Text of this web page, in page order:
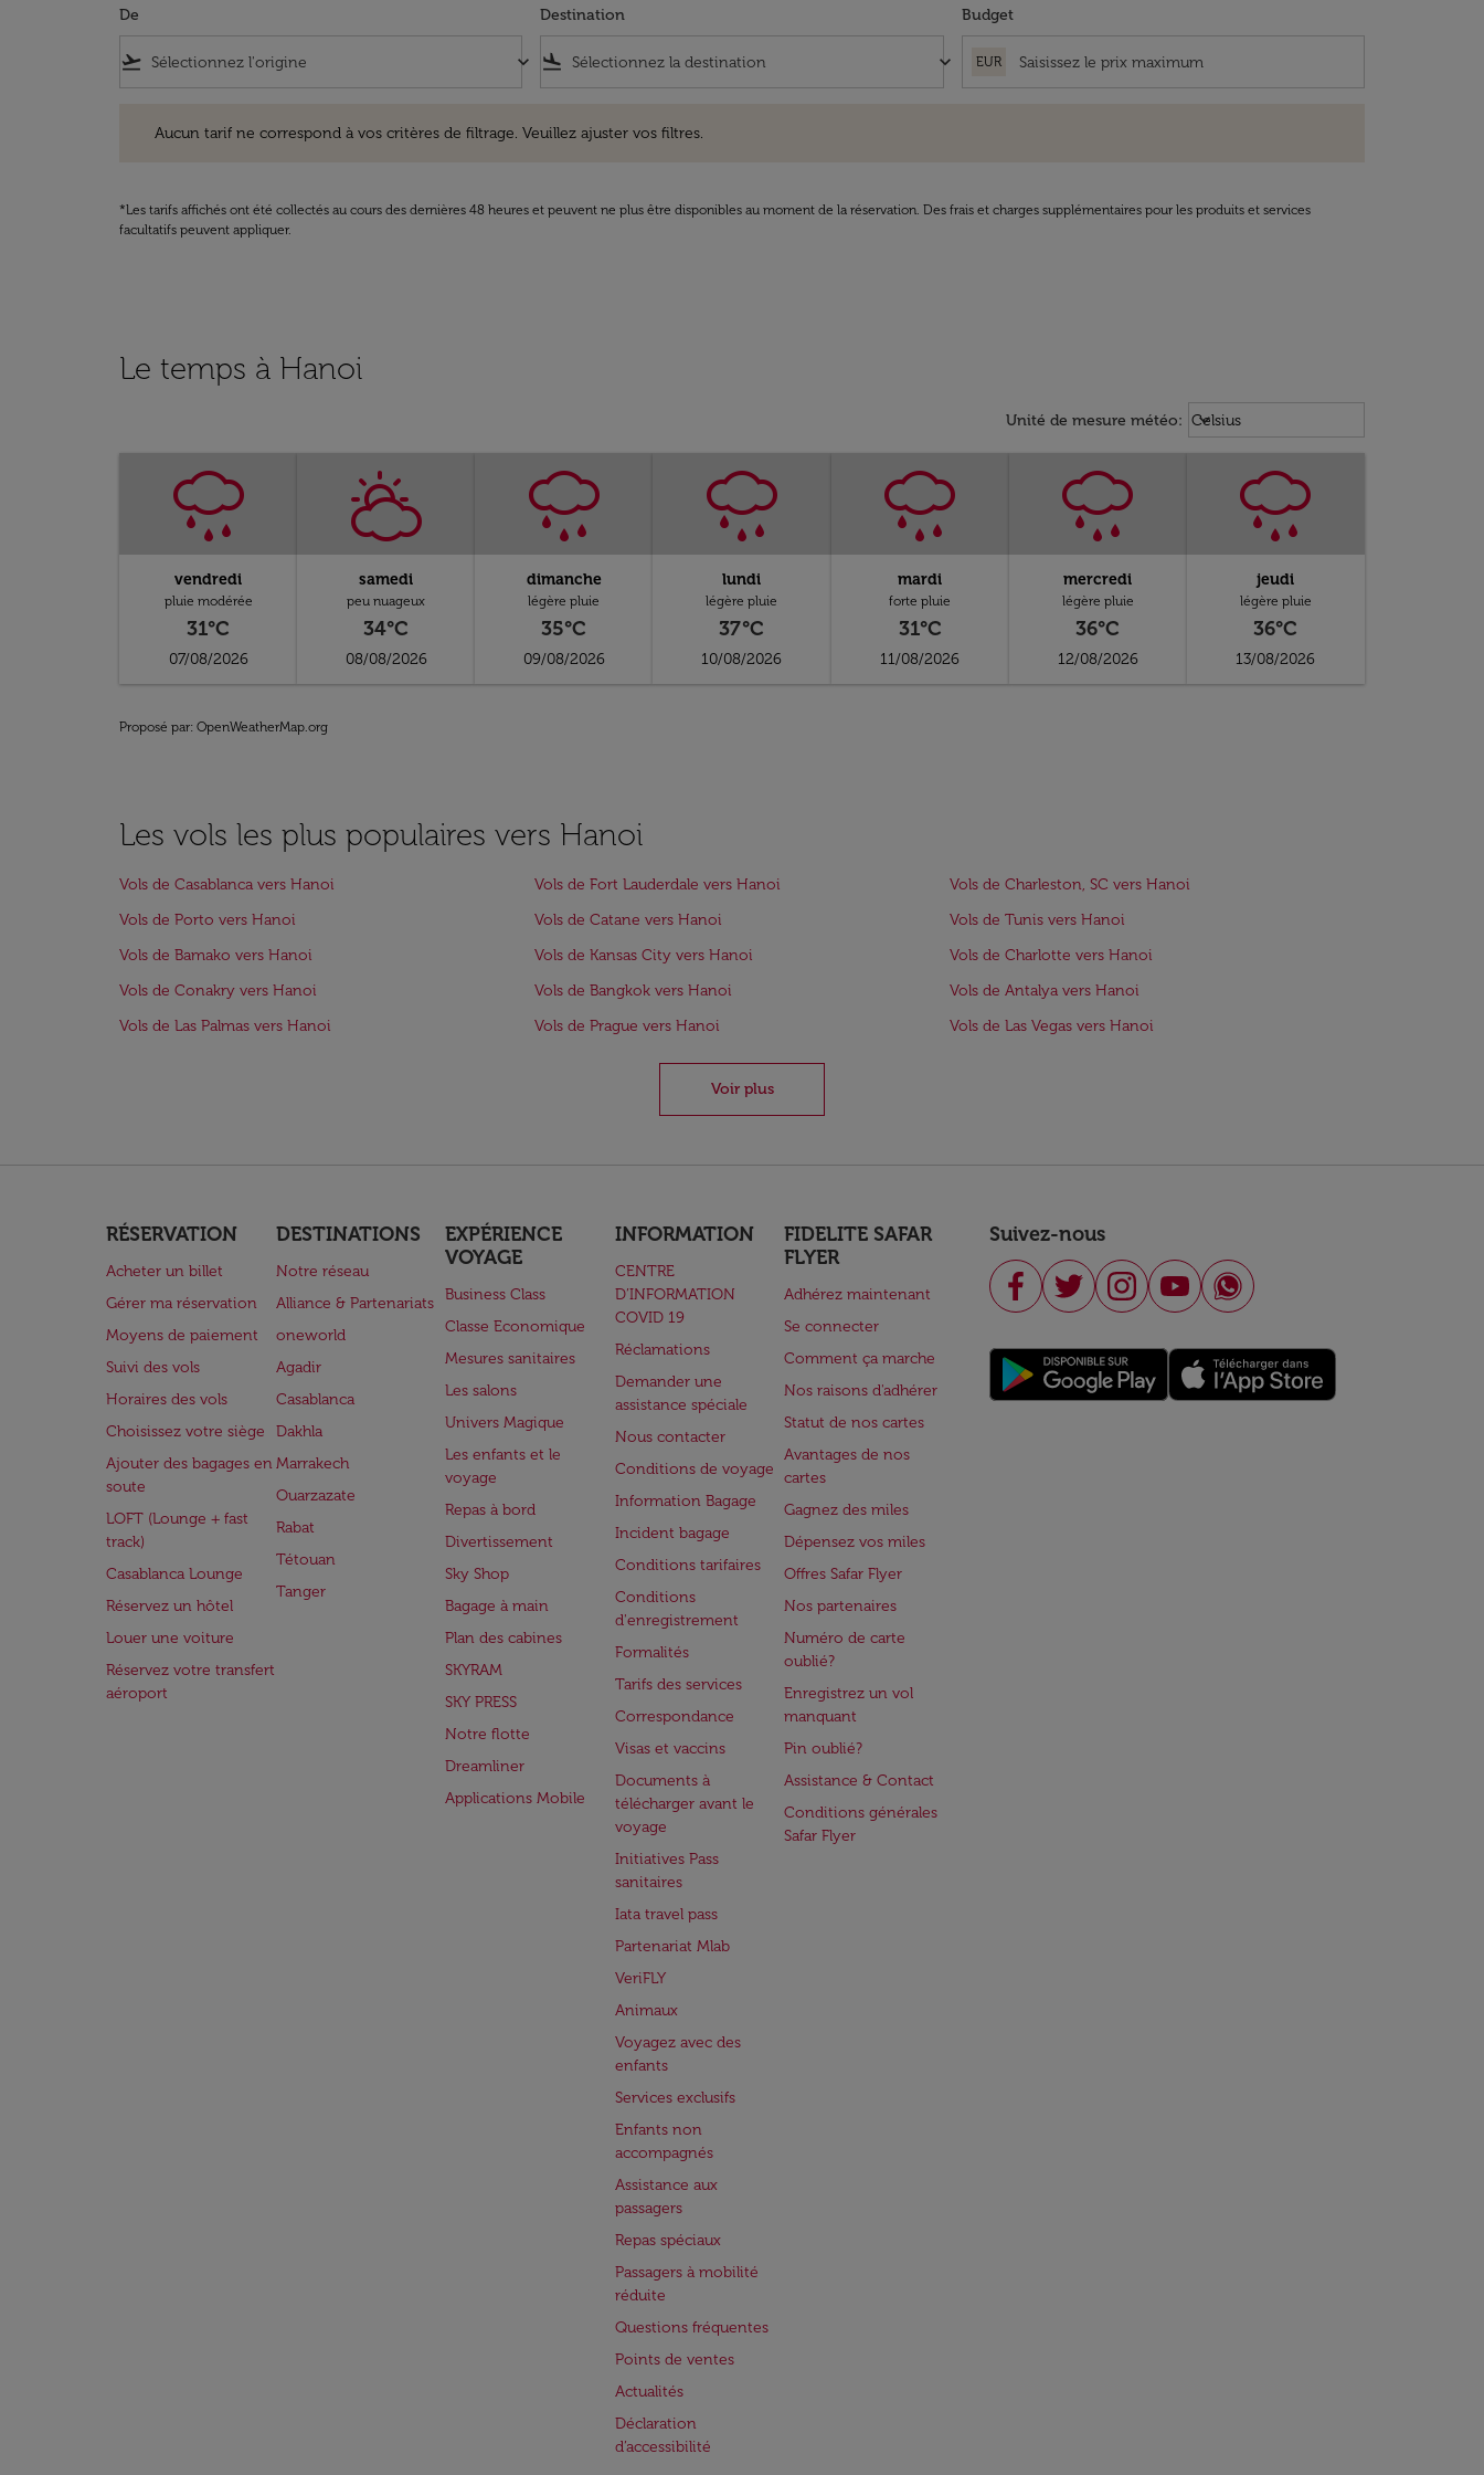
De
flight_takeoff keyboard_arrow_down
Destination
flight_land keyboard_arrow_down
Budget
EUR
Aucun tarif ne correspond à vos critères de filtrage. Veuillez ajuster vos filtres.
*Les tarifs affichés ont été collectés au cours des dernières 48 heures et peuvent ne plus être disponibles au moment de la réservation. Des frais et charges supplémentaires pour les produits et services
facultatifs peuvent appliquer.
Le temps à Hanoi
Unité de mesure météo: Weather unit option Celsius
Celsius
keyboard_arrow_down
vendredi
pluie modérée
31°C
07/08/2026
samedi
peu nuageux
34°C
08/08/2026
dimanche
légère pluie
35°C
09/08/2026
lundi
légère pluie
37°C
10/08/2026
mardi
forte pluie
31°C
11/08/2026
mercredi
légère pluie
36°C
12/08/2026
jeudi
légère pluie
36°C
13/08/2026
Proposé par: OpenWeatherMap.org
Les vols les plus populaires vers Hanoi
Vols de Casablanca vers Hanoi Vols de Fort Lauderdale vers Hanoi
Vols de Charleston, SC vers Hanoi
Vols de Porto vers Hanoi
Vols de Catane vers Hanoi
Vols de Tunis vers Hanoi
Vols de Bamako vers Hanoi
Vols de Kansas City vers Hanoi
Vols de Charlotte vers Hanoi
Vols de Conakry vers Hanoi
Vols de Bangkok vers Hanoi
Vols de Antalya vers Hanoi
Vols de Las Palmas vers Hanoi
Vols de Prague vers Hanoi Vols de Las Vegas vers Hanoi
Voir plus
RÉSERVATION
Acheter un billet
Gérer ma réservation
Moyens de paiement
Suivi des vols
Horaires des vols
Choisissez votre siège
Ajouter des bagages en
soute
LOFT (Lounge + fast
track)
Casablanca Lounge
Réservez un hôtel
Louer une voiture
Réservez votre transfert
aéroport
DESTINATIONS
Notre réseau
Alliance & Partenariats
oneworld
Agadir
Casablanca
Dakhla
Marrakech
Ouarzazate
Rabat
Tétouan
Tanger
EXPÉRIENCE
VOYAGE
Business Class
Classe Economique
Mesures sanitaires
Les salons
Univers Magique
Les enfants et le
voyage
Repas à bord
Divertissement
Sky Shop
Bagage à main
Plan des cabines
SKYRAM
SKY PRESS
Notre flotte
Dreamliner
Applications Mobile
INFORMATION
CENTRE
D’INFORMATION
COVID 19
Réclamations
Demander une
assistance spéciale
Nous contacter
Conditions de voyage
Information Bagage
Incident bagage
Conditions tarifaires
Conditions
d'enregistrement
Formalités
Tarifs des services
Correspondance
Visas et vaccins
Documents à
télécharger avant le
voyage
Initiatives Pass
sanitaires
Iata travel pass
Partenariat Mlab
VeriFLY
Animaux
Voyagez avec des
enfants
Services exclusifs
Enfants non
accompagnés
Assistance aux
passagers
Repas spéciaux
Passagers à mobilité
réduite
Questions fréquentes
Points de ventes
Actualités
Déclaration
d’accessibilité
FIDELITE SAFAR
FLYER
Adhérez maintenant
Se connecter
Comment ça marche
Nos raisons d'adhérer
Statut de nos cartes
Avantages de nos
cartes
Gagnez des miles
Dépensez vos miles
Offres Safar Flyer
Nos partenaires
Numéro de carte
oublié?
Enregistrez un vol
manquant
Pin oublié?
Assistance & Contact
Conditions générales
Safar Flyer
Suivez-nous